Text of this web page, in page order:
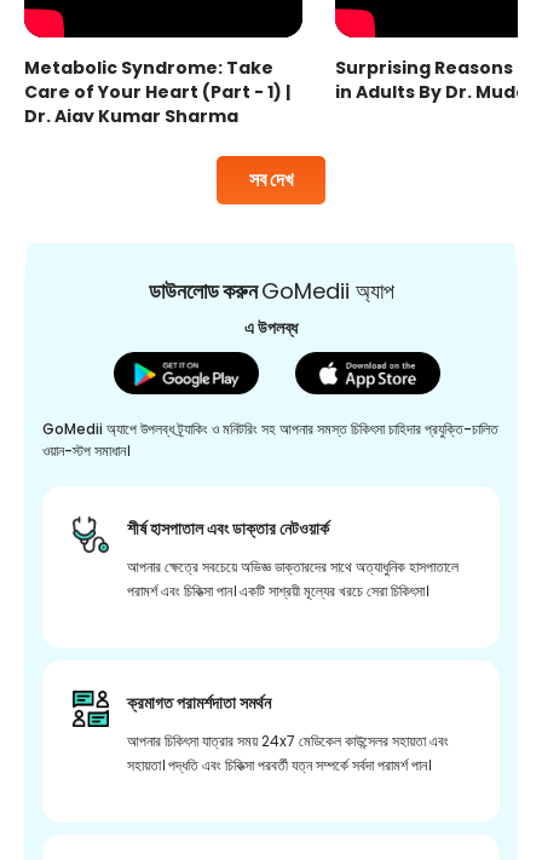
সব দেখ
Metabolic Syndrome: Take
Care of Your Heart (Part - 1) |
Dr. Ajay Kumar Sharma
Surprising Reasons
in Adults By Dr.
ডাউনলোড করুনGoMedii অ্যাপ
এ উপলব্ধ
GoMedii অ্যাপে উপলব্ধ ট্র্যাকিং ও মনিটরিং সহ আপনার সমস্ত চিকিৎসা চাহিদার প্রযুক্তি-চালিত
ওয়ান-স্টপ সমাধান।
শীর্ষ হাসপাতাল এবং ডাক্তার নেটওয়ার্ক
আপনার ক্ষেত্রে সবচেয়ে অভিজ্ঞ ডাক্তারদের সাথে অত্যাধুনিক হাসপাতালে
পরামর্শ এবং চিকিত্সা পান। একটি সাশ্রয়ী মূল্যের খরচে সেরা চিকিৎসা।
ক্রমাগত পরামর্শদাতা সমর্থন
আপনার চিকিৎসা যাত্রার সময় 24x7 মেডিকেল কাউন্সেলর সহায়তা এবং
সহায়তা। পদ্ধতি এবং চিকিত্সা পরবর্তী যত্ন সম্পর্কে সর্বদা পরামর্শ পান।